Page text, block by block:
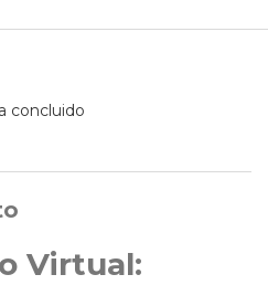
concluido
Virtual: